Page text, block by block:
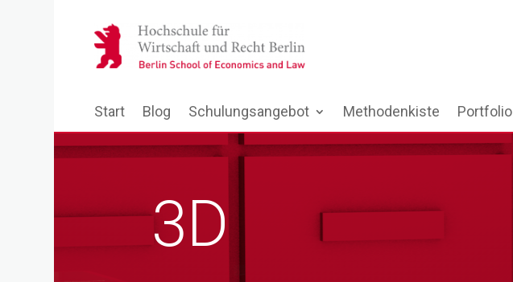
Start Blog Schulungsangebot Methodenkiste Portfolio
3D